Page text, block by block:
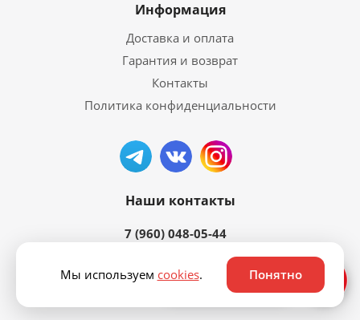
Информация
Доставка и оплата
Гарантия и возврат
Контакты
Политика конфиденциальности
Наши контакты
7 (960) 048-05-44
Ответим быстро ⚡
Мы используем cookies. Понятно